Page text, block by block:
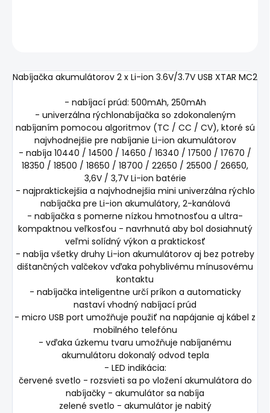
Nabíjačka akumulátorov 2 x Li-ion 3.6V/3.7V USB XTAR MC2
- nabíjací prúd: 500mAh, 250mAh
- univerzálna rýchlonabíjačka so zdokonaleným
nabíjaním pomocou algoritmov (TC / CC / CV), ktoré sú
najvhodnejšie pre nabíjanie Li-ion akumulátorov
- nabíja 10440 / 14500 / 14650 / 16340 / 17500 / 17670 /
18350 / 18500 / 18650 / 18700 / 22650 / 25500 / 26650,
3,6V / 3,7V Li-ion batérie
- najpraktickejšia a najvhodnejšia mini univerzálna rýchlo
nabíjačka pre Li-ion akumulátory, 2-kanálová
- nabíjačka s pomerne nízkou hmotnosťou a ultra-
kompaktnou veľkosťou - navrhnutá aby bol dosiahnutý
veľmi solídný výkon a praktickosť
- nabíja všetky druhy Li-ion akumulátorov aj bez potreby
dištančných valčekov vďaka pohyblivému mínusovému
kontaktu
- nabíjačka inteligentne určí príkon a automaticky
nastaví vhodný nabíjací prúd
- micro USB port umožňuje použiť na napájanie aj kábel z
mobilného telefónu
- vďaka úzkemu tvaru umožňuje nabíjanému
akumulátoru dokonalý odvod tepla
- LED indikácia:
červené svetlo - rozsvieti sa po vložení akumulátora do
nabíjačky - akumulátor sa nabíja
zelené svetlo - akumulátor je nabitý